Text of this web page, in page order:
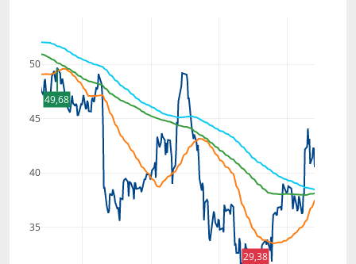
35
40
45
50
49,68
29,38